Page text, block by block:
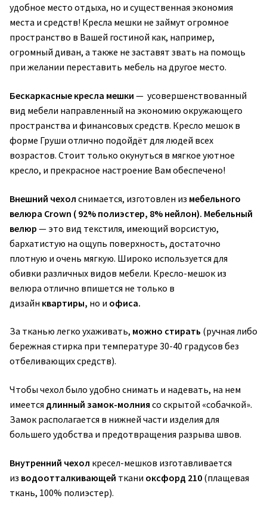
удобное место отдыха, но и существенная экономия
места и средств! Кресла мешки не займут огромное
пространство в Вашей гостиной как, например,
огромный диван, а также не заставят звать на помощь
при желании переставить мебель на другое место.
Бескаркасные кресла мешки — усовершенствованный
вид мебели направленный на экономию окружающего
пространства и финансовых средств. Кресло мешок в
форме Груши отлично подойдёт для людей всех
возрастов. Стоит только окунуться в мягкое уютное
кресло, и прекрасное настроение Вам обеспечено!
Внешний чехол снимается, изготовлен из мебельного
велюра Crown ( 92% полиэстер, 8% нейлон). Мебельный
велюр — это вид текстиля, имеющий ворсистую,
бархатистую на ощупь поверхность, достаточно
плотную и очень мягкую. Широко используется для
обивки различных видов мебели. Кресло-мешок из
велюра отлично впишется не только в
дизайн квартиры, но и офиса.
За тканью легко ухаживать, можно стирать (ручная либо
бережная стирка при температуре 30-40 градусов без
отбеливающих средств).
Чтобы чехол было удобно снимать и надевать, на нем
имеется длинный замок-молния со скрытой «собачкой».
Замок располагается в нижней части изделия для
большего удобства и предотвращения разрыва швов.
Внутренний чехол кресел-мешков изготавливается
из водоотталкивающей ткани оксфорд 210 (плащевая
ткань, 100% полиэстер).